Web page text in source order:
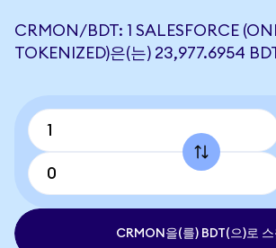
CRMON/BDT: 1 SALESFORCE
TOKENIZED)은(는) 23,977.6954
CRMON을(를) BDT(으)로